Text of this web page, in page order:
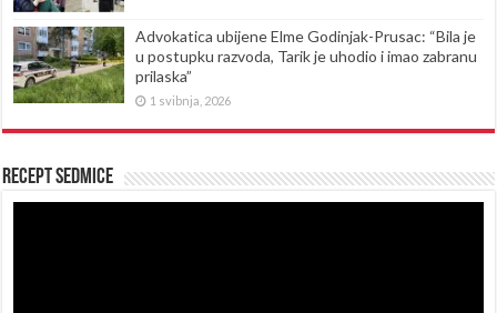
Advokatica ubijene Elme Godinjak-Prusac: “Bila je
u postupku razvoda, Tarik je uhodio i imao zabranu
prilaska”
1 svibnja, 2026
Recept sedmice